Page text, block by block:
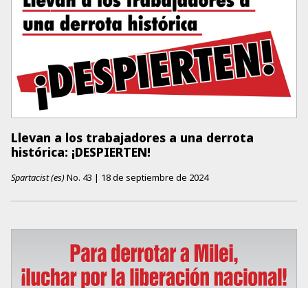
Llevan a los trabajadores a una derrota
histórica: ¡DESPIERTEN!
Spartacist (es)No. 43 | 18 de septiembre de 2024